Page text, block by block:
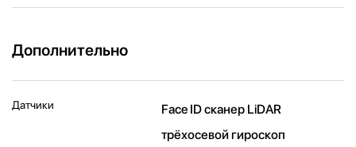
Дополнительно
Датчики
Face ID сканер LiDAR
трёхосевой гироскоп